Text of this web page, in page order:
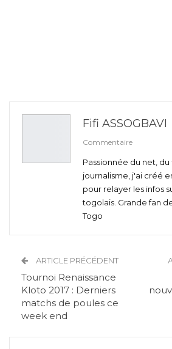
Fifi ASSOGBAVI
Commentaire
Passionnée du net,
journalisme, j'ai créé
pour relayer les infos
togolais. Grande fan
Togo
ARTICLE PRÉCÉDENT
Tournoi Renaissance
Kloto 2017 : Derniers
matchs de poules ce
week end